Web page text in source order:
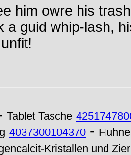
him owre his
a guid whip-lash,
Tablet Tasche
4037300104370 -
Kristallen und